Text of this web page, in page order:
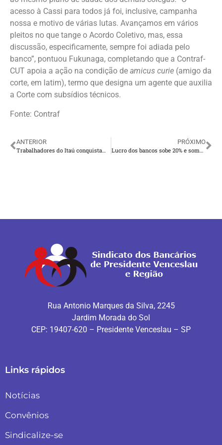
acesso à Cassi para todos já foi, inclusive, campanha
nossa e motivo de várias lutas. Avançamos em vários
pleitos no que tange o Acordo Coletivo, mas, essa
discussão, especificamente, sempre foi adiada pelo
banco”, pontuou Fukunaga, completando que a Contraf-
CUT apoia a ação na condição de amicus curie (amigo da
corte, em latim), termo que designa um agente que auxilia
a Corte com subsídios técnicos.
Fonte: Contraf
ANTERIOR
Trabalhadores do Itaú conquistam anistia total das horas negativas
PRÓXIMO
Lucro dos bancos sobe 20% e soma R$ 138 bilhões
Rua Antonio Marques da Silva, 2245
Jardim Morada do Sol
CEP: 19407-620 – Presidente Venceslau – SP
Links rápidos
Notícias
Convênios
Sindicalize-se